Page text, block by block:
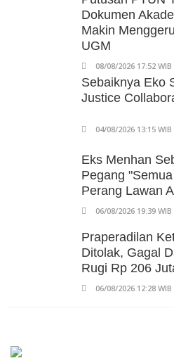
06/08/2026 19:02
Ratusan
Narkoba
Kepala
Jaksel
Dokumen
Makin
UGM
08/08/2026 17:52
Sebaiknya Eko
Justice
04/08/2026 13:15
Eks Menhan
Pegang
Perang Lawan
06/08/2026 19:39
Praperadilan
Ditolak, Gagal
Rugi Rp 206
06/08/2026 12:28